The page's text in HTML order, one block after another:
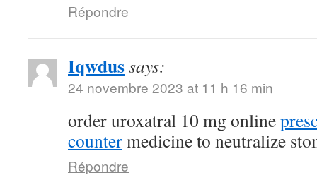
Répondre
Iqwdussays:
24 novembre 2023 at 11 h 16 min
order uroxatral 10 mg online
countermedicine to neutralize
Répondre